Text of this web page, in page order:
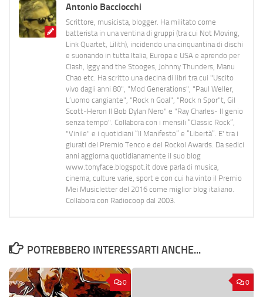
Antonio Bacciocchi
Scrittore, musicista, blogger. Ha militato come
batterista in una ventina di gruppi (tra cui Not Moving,
Link Quartet, Lilith), incidendo una cinquantina di dischi
e suonando in tutta Italia, Europa e USA e aprendo per
Clash, Iggy and the Stooges, Johnny Thunders, Manu
Chao etc. Ha scritto una decina di libri tra cui "Uscito
vivo dagli anni 80", "Mod Generations", "Paul Weller,
L’uomo cangiante", "Rock n Goal", "Rock n Spor"t, Gil
Scott-Heron Il Bob Dylan Nero" e "Ray Charles- Il genio
senza tempo". Collabora con i mensili “Classic Rock”,
"Vinile" e i quotidiani “Il Manifesto” e “Libertà”. E' tra i
giurati del Premio Tenco e del Rockol Awards. Da sedici
anni aggiorna quotidianamente il suo blog
www.tonyface.blogspot.it dove parla di musica,
cinema, culture varie, sport e con cui ha vinto il Premio
Mei Musicletter del 2016 come miglior blog italiano.
Collabora con Radiocoop dal 2003.
POTREBBERO INTERESSARTI ANCHE...
0 0